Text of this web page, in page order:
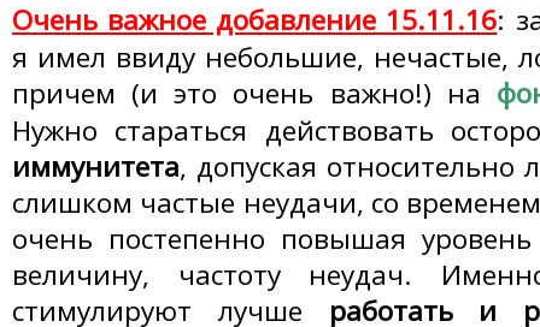
Очень важное добавление 15.11.16:
я имел ввиду небольшие, нечастые,
причем (и это очень важно!) на
Нужно стараться действовать
иммунитета, допуская относительно
слишком частые неудачи, со
очень постепенно повышая
величину, частоту неудач.
стимулируют лучше работать и